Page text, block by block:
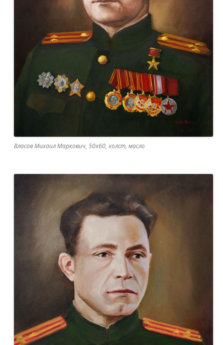
Власов Михаил Маркович, 50х60, холст, масло